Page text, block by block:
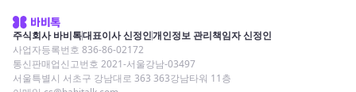
주식회사 바비톡대표이사 신정인개인정보 관리책임자 신정인
사업자등록번호 836-86-02172
통신판매업신고번호 2021-서울강남-03497
서울특별시 서초구 강남대로 363 363강남타워 11층